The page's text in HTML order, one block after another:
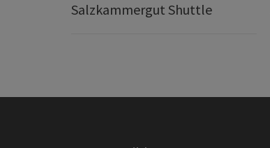
Salzkammergut Shuttle